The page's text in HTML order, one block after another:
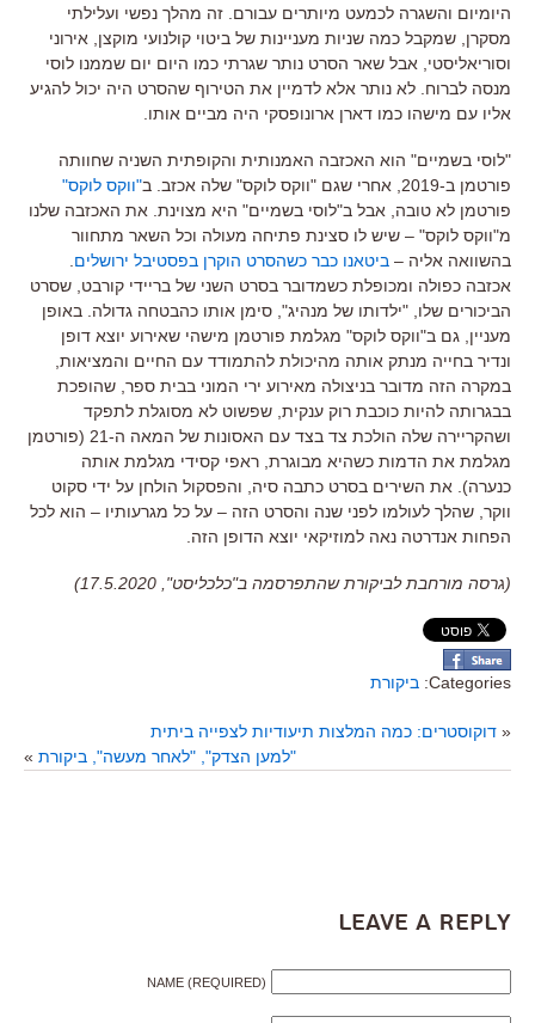
היומיום והשגרה לכמעט מיותרים עבורם זה מהלך נפשי ועלילתי
מסקרן שמקבל כמה שניות מעניינות של ביטוי קולנועי מוקצן
אירוני
וסוריאליסטי
אבל שאר הסרט נותר שגרתי כמו היום יום שממנו לוסי
מנסה לברוח לא נותר אלא לדמיין את הטירוף שהסרט היה יכול להגיע
אליו עם מישהו כמו דארן ארונופסקי היה מביים אותו
"לוסי בשמיים" הוא האכזבה האמנותית והקופתית השניה שחוותה
פורטמן ב-2019, אחרי שגם "ווקס לוקס" שלה אכזב ב"ווקס לוקס"
פורטמן לא טובה
אבל ב"לוסי בשמיים" היא מצוינת את האכזבה שלנו
מ"ווקס לוקס" – שיש לו סצינת פתיחה מעולה וכל השאר מתחוור
בהשוואה אליה – ביטאנו כבר כשהסרט הוקרן בפסטיבל ירושלים
אכזבה כפולה ומכופלת כשמדובר בסרט השני של בריידי קורבט שסרט
הביכורים שלו , "ילדותו של מנהיג", סימן אותו כהבטחה גדולה באופן
מעניין גם ב"ווקס לוקס" מגלמת פורטמן מישהי שאירוע יוצא דופן
ונדיר בחייה מנתק אותה מהיכולת להתמודד עם החיים והמציאות
במקרה הזה מדובר בניצולה מאירוע ירי המוני בבית ספר שהופכת
בבגרותה להיות כוכבת רוק ענקית שפשוט לא מסוגלת לתפקד
ושהקריירה שלה הולכת צד בצד עם האסונות של המאה ה-21 (
פורטמן
מגלמת את הדמות כשהיא מבוגרת ראפי קסידי מגלמת אותה
כנערה). את השירים בסרט כתבה סיה
והפסקול הולחן על ידי סקוט
ווקר שהלך לעולמו לפני שנה והסרט הזה – על כל מגרעותיו – הוא לכל
הפחות אנדרטה נאה למוזיקאי יוצא הדופן הזה
(גרסה מורחבת לביקורת שהתפרסמה ב"כלכליסט", 17.5.2020)
Categories: ביקורת
« דוקוסטרים: כמה המלצות תיעודיות לצפייה ביתית
"למען הצדק", "לאחר מעשה", ביקורת »
Leave a Reply
NAME (REQUIRED)